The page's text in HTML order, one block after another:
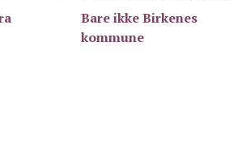
Bare ikke Birkenes
kommune